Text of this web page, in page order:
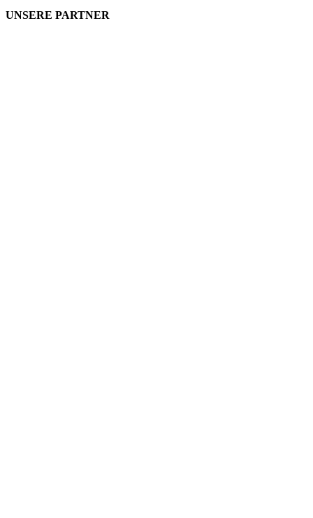
UNSERE PARTNER